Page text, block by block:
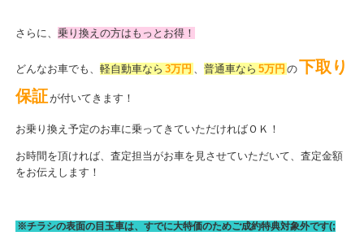
さらに、 乗り換えの方はもっとお得！
どんなお車でも、 軽自動車なら 3万円 普通車なら 5万円 の下取り
保証が付いてきます！
お乗り換え予定のお車に乗ってきていただければＯＫ！
お時間を頂ければ、査定担当がお車を見させていただいて、査定金額
をお伝えします！
※チラシの表面の目玉車は、すでに大特価のためご成約特典対象外です(;